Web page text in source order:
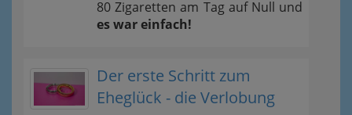
80 Zigaretten am Tag auf Null und
es war einfach!
Der erste Schritt zum
Eheglück - die Verlobung